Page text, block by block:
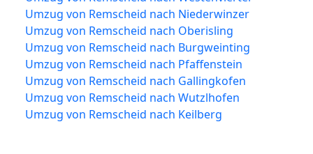
Umzug von Remscheid nach Niederwinzer
Umzug von Remscheid nach Oberisling
Umzug von Remscheid nach Burgweinting
Umzug von Remscheid nach Pfaffenstein
Umzug von Remscheid nach Gallingkofen
Umzug von Remscheid nach Wutzlhofen
Umzug von Remscheid nach Keilberg